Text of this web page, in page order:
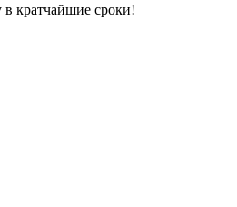
кратчайшие сроки!